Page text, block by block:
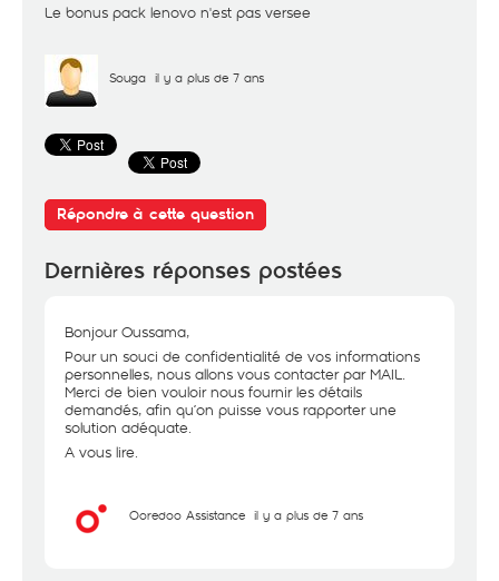
Le bonus pack lenovo n'est pas versee
Souga il y a plus de 7 ans
Répondre à cette question
Dernières réponses postées
Bonjour Oussama,
Pour un souci de confidentialité de vos informations
personnelles, nous allons vous contacter par MAIL.
Merci de bien vouloir nous fournir les détails
demandés, afin qu’on puisse vous rapporter une
solution adéquate.
A vous lire.
Ooredoo Assistance il y a plus de 7 ans